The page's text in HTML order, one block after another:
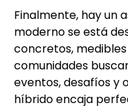
Finalmente, hay un
moderno se está
concretos,
comunidades
eventos, desafíos y
híbrido encaja